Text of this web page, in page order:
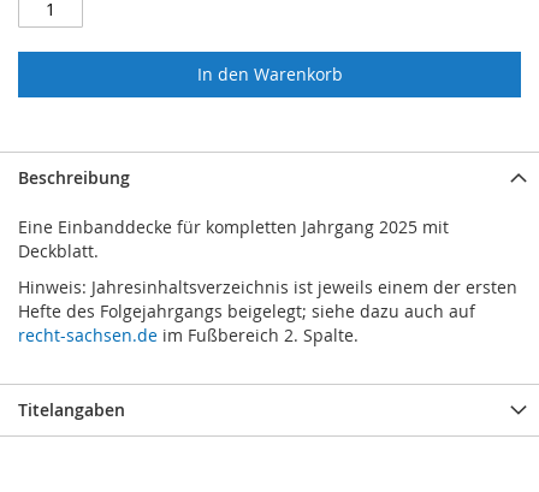
In den Warenkorb
Beschreibung
Eine Einbanddecke für kompletten Jahrgang 2025 mit
Deckblatt.
Hinweis: Jahresinhaltsverzeichnis ist jeweils einem der ersten
Hefte des Folgejahrgangs beigelegt; siehe dazu auch auf
recht-sachsen.de im Fußbereich 2. Spalte.
Titelangaben